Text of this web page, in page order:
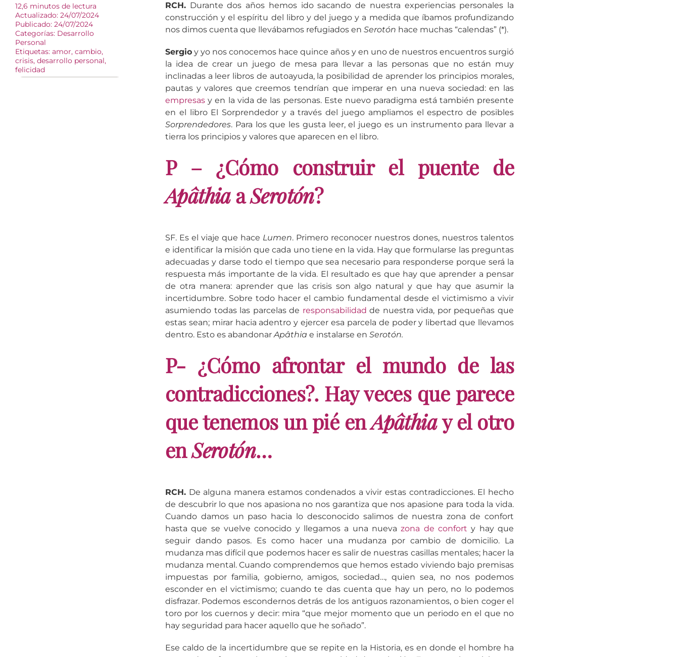
12,6 minutos de lectura
Actualizado: 24/07/2024
Publicado: 24/07/2024
Categorías: Desarrollo
Personal
Etiquetas: amor, cambio,
crisis, desarrollo personal,
felicidad
RCH.Durante dos años hemos ido sacando de nuestra experiencias personales la
construcción y el espíritu del libro y del juego y a medida que íbamos profundizando
nos dimos cuenta que llevábamos refugiados en Serotón hace muchas “calendas” (*).
Sergioy yo nos conocemos hace quince años y en uno de nuestros encuentros surgió
la idea de crear un juego de mesa para llevar a las personas que no están muy
inclinadas a leer libros de autoayuda, la posibilidad de aprender los principios morales,
pautas y valores que creemos tendrían que imperar en una nueva sociedad: en las
empresasy en la vida de las personas. Este nuevo paradigma está también presente
en el libro El Sorprendedor y a través del juego ampliamos el espectro de posibles
Sorprendedores. Para los que les gusta leer, el juego es un instrumento para llevar a
tierra los principios y valores que aparecen en el libro.
P – ¿Cómo construir el puente de
ApâthiaaSerotón?
SF. Es el viaje que hace Lumen. Primero reconocer nuestros dones, nuestros talentos
e identificar la misión que cada uno tiene en la vida. Hay que formularse las preguntas
adecuadas y darse todo el tiempo que sea necesario para responderse porque será la
respuesta más importante de la vida. El resultado es que hay que aprender a pensar
de otra manera: aprender que las crisis son algo natural y que hay que asumir la
incertidumbre. Sobre todo hacer el cambio fundamental desde el victimismo a vivir
asumiendo todas las parcelas de responsabilidad de nuestra vida, por pequeñas que
estas sean; mirar hacia adentro y ejercer esa parcela de poder y libertad que llevamos
dentro. Esto es abandonarApâthia e instalarse en Serotón.
P- ¿Cómo afrontar el mundo de las
contradicciones?. Hay veces que parece
que tenemos un pié enApâthiay el otro
enSerotón…
RCH.De alguna manera estamos condenados a vivir estas contradicciones. El hecho
de descubrir lo que nos apasiona no nos garantiza que nos apasione para toda la vida.
Cuando damos un paso hacia lo desconocido salimos de nuestra zona de confort
hasta que se vuelve conocido y llegamos a una nuevazona de confort y hay que
seguir dando pasos. Es como hacer una mudanza por cambio de domicilio. La
mudanza mas difícil que podemos hacer es salir de nuestras casillas mentales; hacer la
mudanza mental. Cuando comprendemos que hemos estado viviendo bajo premisas
impuestas por familia, gobierno, amigos, sociedad…, quien sea, no nos podemos
esconder en el victimismo; cuando te das cuenta que hay un pero, no lo podemos
disfrazar. Podemos escondernos detrás de los antiguos razonamientos, o bien coger el
toro por los cuernos y decir: mira “que mejor momento que un periodo en el que no
hay seguridad para hacer aquello que he soñado”.
Ese caldo de la incertidumbre que se repite en la Historia, es en donde el hombre ha